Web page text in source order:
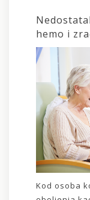
hemo i
Kod osoba